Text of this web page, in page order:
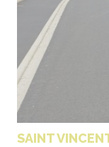
SAINT